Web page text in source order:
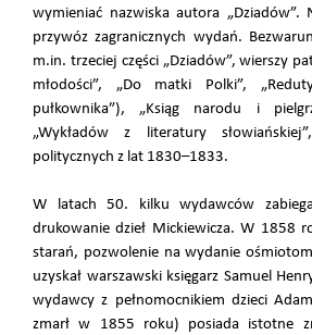
wymieniać nazwiska autora „Dziadów”.
przywóz zagranicznych wydań.
m.in. trzeciej części „Dziadów”, wierszy
młodości”, „Do matki Polki”,
pułkownika”), „Ksiąg narodu i
„Wykładów z literatury
politycznych z lat 1830–1833.
W latach 50. kilku wydawców
drukowanie dzieł Mickiewicza. W 1858
starań, pozwolenie na wydanie
uzyskał warszawski księgarz Samuel
wydawcy z pełnomocnikiem dzieci
zmarł w 1855 roku) posiada istotne